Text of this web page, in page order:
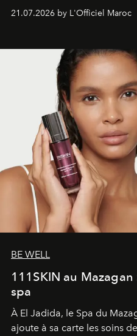
économe. à n’en pas
gagné en maturité.
21.07.2026 by L'Officiel Maroc
BE WELL
111SKIN au
spa
À El Jadida, le Spa du
ajoute à sa carte les soins